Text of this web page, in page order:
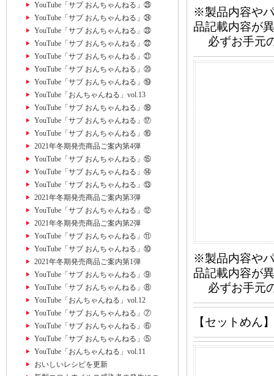
※製品内容や
品記載内容が
必ずお手元
※製品内容や
品記載内容が
必ずお手元
【セットめん】
YouTube「サブ おんちゃんねる」㉕
YouTube「サブ おんちゃんねる」㉔
YouTube「サブ おんちゃんねる」㉓
YouTube「サブ おんちゃんねる」㉒
YouTube「サブ おんちゃんねる」㉑
YouTube「サブ おんちゃんねる」⑳
YouTube「サブ おんちゃんねる」⑲
YouTube「おんちゃんねる」vol.13
YouTube「サブ おんちゃんねる」⑱
YouTube「サブ おんちゃんねる」⑰
YouTube「サブ おんちゃんねる」⑯
2021年冬期発売商品ご案内第4弾
YouTube「サブ おんちゃんねる」⑮
YouTube「サブ おんちゃんねる」⑭
YouTube「サブ おんちゃんねる」⑬
2021年冬期発売商品ご案内第3弾
YouTube「サブ おんちゃんねる」⑫
2021年冬期発売商品ご案内第2弾
YouTube「サブ おんちゃんねる」⑪
YouTube「サブ おんちゃんねる」⑩
2021年冬期発売商品ご案内第1弾
YouTube「サブ おんちゃんねる」⑨
YouTube「サブ おんちゃんねる」⑧
YouTube「おんちゃんねる」vol.12
YouTube「サブ おんちゃんねる」⑦
YouTube「サブ おんちゃんねる」⑥
YouTube「サブ おんちゃんねる」⑤
YouTube「おんちゃんねる」vol.11
おいしいレシピを更新